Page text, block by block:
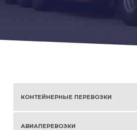
КОНТЕЙНЕРНЫЕ ПЕРЕВОЗКИ
АВИАПЕРЕВОЗКИ